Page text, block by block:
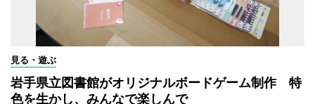
見る・遊ぶ
岩手県立図書館がオリジナルボードゲーム制作 特
色を生かし、みんなで楽しんで